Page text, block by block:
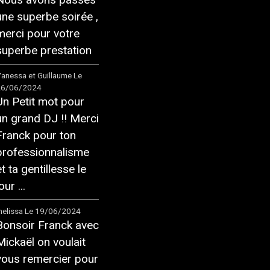
superbe soirée ,
pour votre
prestation
et Guillaume Le
06/2024
Petit mot pour
grand DJ !! Merci
pour ton
ta gentillesse le
...
Le 19/06/2024
Franck avec
on voulait
remercier pour